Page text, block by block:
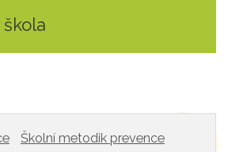
Školní metodik prevence